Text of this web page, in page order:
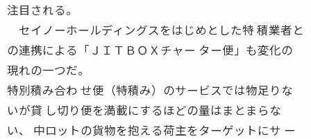
注目される。
セイノーホールディングスをはじめとした特 積業者と
の連携による「ＪＩＴＢＯＸチャー ター便」も変化の
現れの一つだ。
特別積み合わ せ便（特積み）のサービスでは物足りな
いが貸 し切り便を満載にするほどの量はまとまらな
い、 中ロットの貨物を抱える荷主をターゲットにサ ー